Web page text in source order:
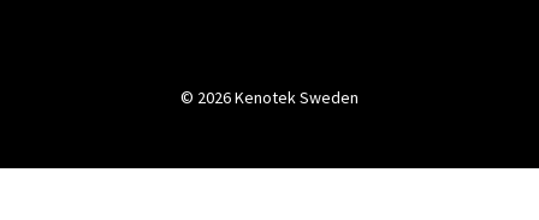
© 2026 Kenotek Sweden